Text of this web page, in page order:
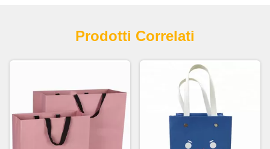
Prodotti Correlati